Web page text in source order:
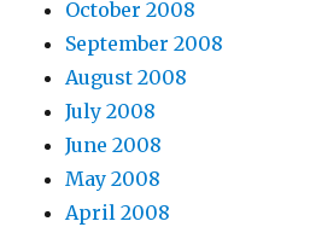
October 2008
September 2008
August 2008
July 2008
June 2008
May 2008
April 2008